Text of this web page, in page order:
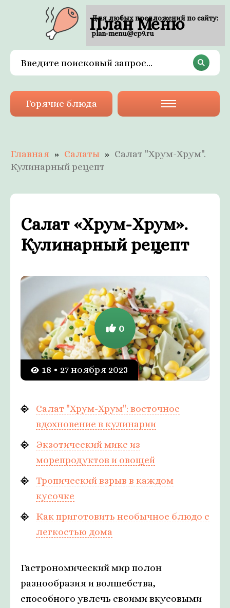
План Меню
Горячие блюда
Главная Салаты
Салат "Хрум-Хрум".
Кулинарный рецепт
Салат «Хрум-Хрум».
Кулинарный рецепт
18 • 27 ноября 2023
0
Салат "Хрум-Хрум": восточное
вдохновение в кулинарии
Экзотический микс из
морепродуктов и овощей
Тропический взрыв в каждом
кусочке
Как приготовить необычное блюдо с
легкостью дома
Гастрономический мир полон
разнообразия и волшебства,
способного увлечь своими вкусовыми
Для любых предложений по сайту:
plan-menu@cp9.ru